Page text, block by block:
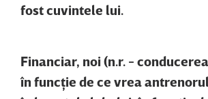
fost cuvintele lui.
Financiar, noi (n.r. -
în funcţie de ce vrea